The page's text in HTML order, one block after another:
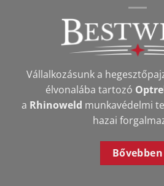
Vállalkozásunk a
élvonalába tartozó
a Rhinoweld munkavédelmi
hazai
Bővebben